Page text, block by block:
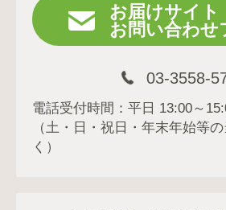
お届けサイト
お問い合わせ
03-3558-
電話受付時間：平日 13:00～
（土・日・祝日・年末年始等
く）